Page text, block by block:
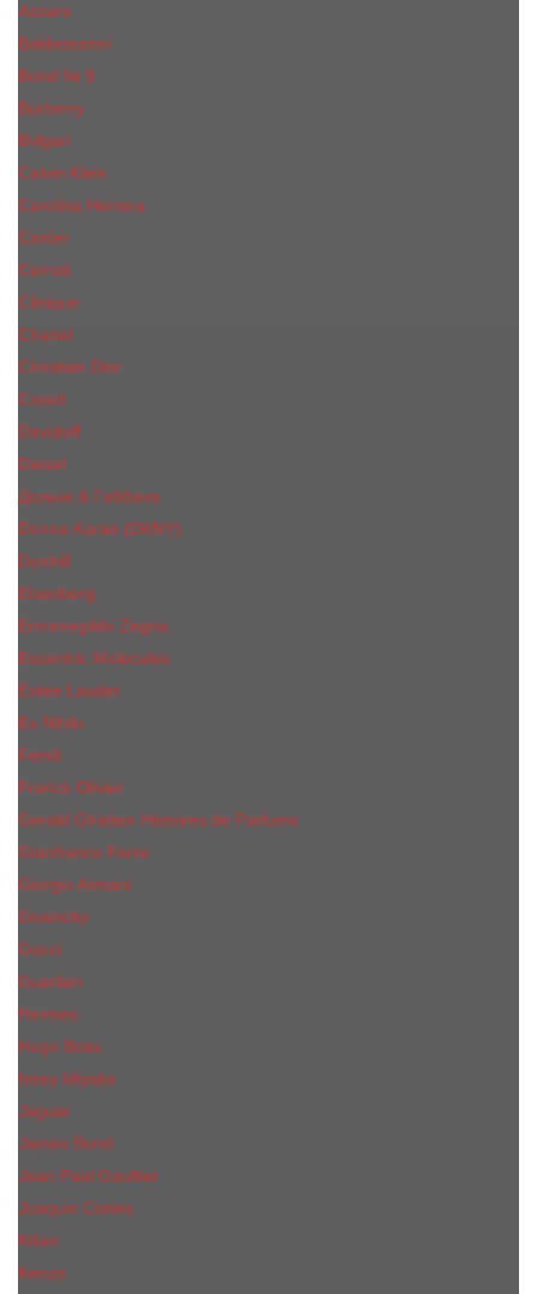
Azzaro
Baldessarini
Bond № 9
Burberry
Bvlgari
Calvin Klein
Carolina Herrera
Cartier
Cerruti
Сliniquе
Chanel
Christian Dior
Creed
Davidoff
Diesel
Дольче & Габбана
Donna Karan (DKNY)
Dunhill
Eisenberg
Ermenegildo Zegna
Escentric Molecules
Еsteе Lаudеr
Ex Nihilo
Fendi
Franck Olivier
Gerald Ghislain Histoires de Parfums
Gianfranco Ferre
Giorgio Armani
Givenchy
Gucci
Guerlain
Hermes
Hugo Boss
Issey Miyake
Jaguar
James Bond
Jean Paul Gaultier
Joaquin Сortes
Kilian
Kenzo